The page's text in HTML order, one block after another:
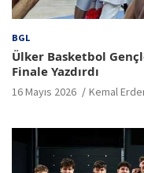
BGL
Ülker Basketbol
Finale Yazdırdı
16 Mayıs 2026 Kemal